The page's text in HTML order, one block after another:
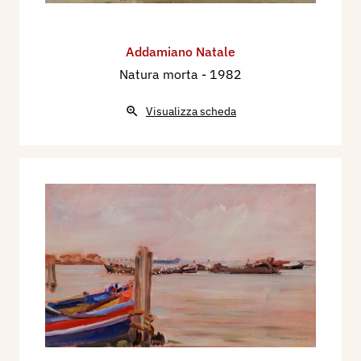
Addamiano Natale
Natura morta - 1982
Visualizza scheda